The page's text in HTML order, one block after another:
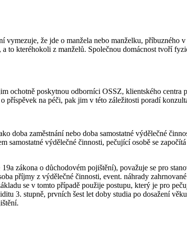
že jde o manžela nebo manželku, příbuzného
to kteréhokoli z manželů. Společnou domácnost tvoří
ochotně poskytnou odborníci OSSZ, klientského centra
příspěvek na péči, pak jim v této záležitosti poradí
doba zaměstnání nebo doba samostatné výdělečné
samostatné výdělečné činnosti, pečující osobě se
zákona o důchodovém pojištění), považuje se pro
příjmy z výdělečné činnosti, event. náhrady
se v tomto případě použije postupu, který je pro
3. stupně, prvních šest let doby studia po dosažení